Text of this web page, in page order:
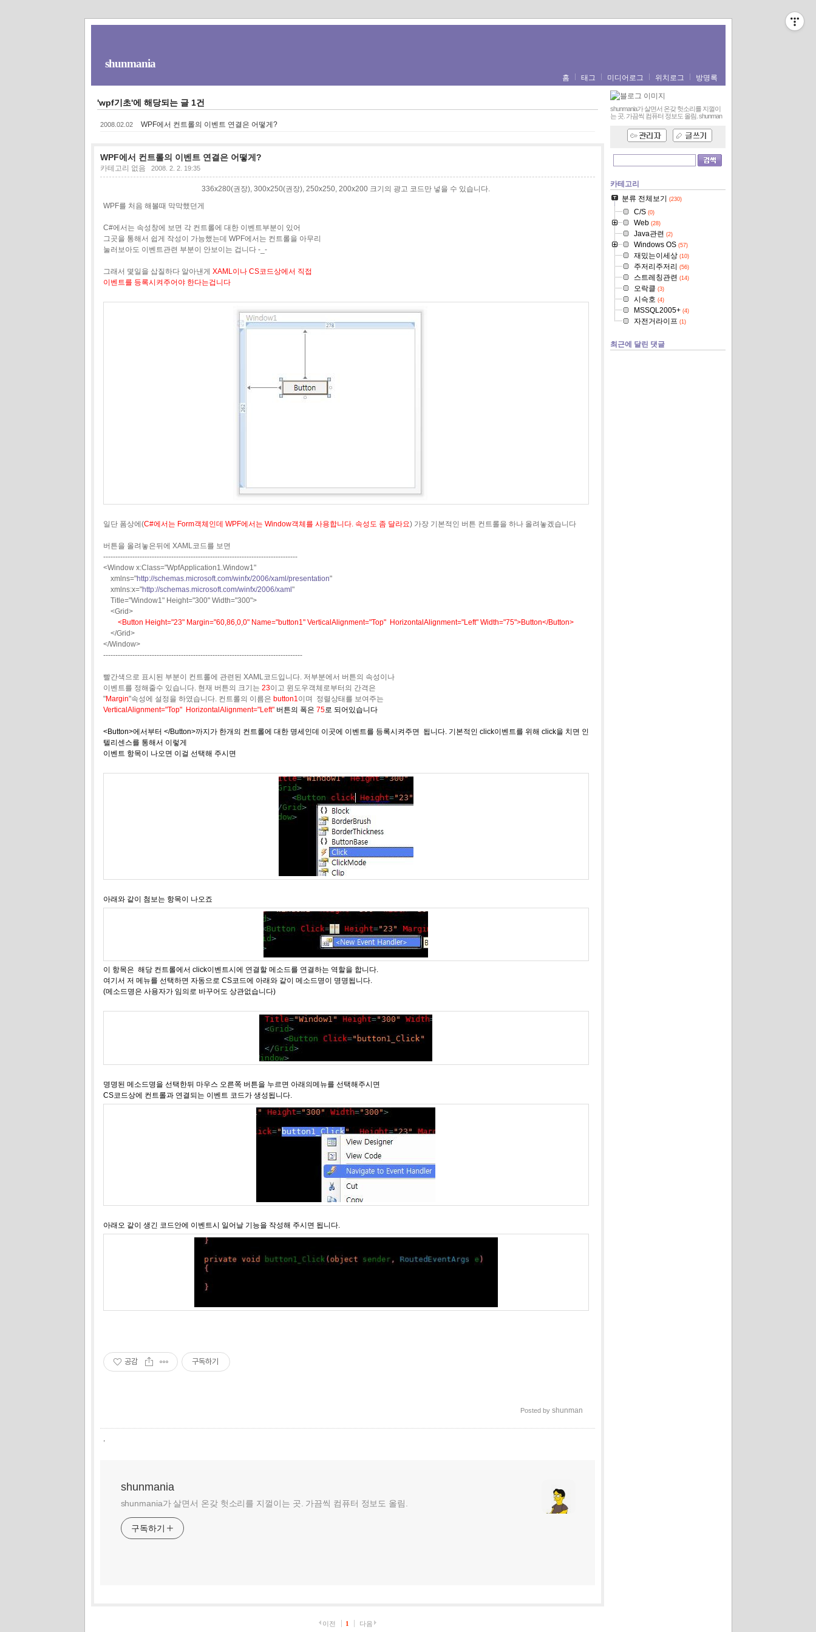
shunmania
홈 태그 미디어로그 위치로그 방명록
'wpf기초'에 해당되는 글 1건
2008.02.02 WPF에서 컨트롤의 이벤트 연결은 어떻게?
WPF에서 컨트롤의 이벤트 연결은 어떻게?
카테고리 없음 2008. 2. 2. 19:35
336x280(권장), 300x250(권장), 250x250, 200x200 크기의 광고 코드만 넣을 수 있습니다.
WPF를 처음 해볼때 막막했던게
C#에서는 속성창에 보면 각 컨트롤에 대한 이벤트부분이 있어
그곳을 통해서 쉽게 작성이 가능했는데 WPF에서는 컨트롤을 아무리
눌러보아도 이벤트관련 부분이 안보이는 겁니다 -_-
그래서 몇일을 삽질하다 알아낸게 XAML이나 CS코드상에서 직접
이벤트를 등록시켜주어야 한다는겁니다
일단 폼상에(C#에서는 Form객체인데 WPF에서는 Window객체를 사용합니다. 속성도 좀 달라요) 가장 기본적인 버튼 컨트롤을 하나 올려놓겠습니다
버튼을 올려놓은뒤에 XAML코드를 보면
--------------------------------------------------------------------------------
<Window x:Class="WpfApplication1.Window1"
xmlns="http://schemas.microsoft.com/winfx/2006/xaml/presentation"
xmlns:x="http://schemas.microsoft.com/winfx/2006/xaml"
Title="Window1" Height="300" Width="300">
<Grid>
<Button Height="23" Margin="60,86,0,0" Name="button1" VerticalAlignment="Top" HorizontalAlignment="Left" Width="75">Button</Button>
</Grid>
</Window>
----------------------------------------------------------------------------------
빨간색으로 표시된 부분이 컨트롤에 관련된 XAML코드입니다. 저부분에서 버튼의 속성이나
이벤트를 정해줄수 있습니다. 현재 버튼의 크기는 23이고 윈도우객체로부터의 간격은
"Margin"속성에 설정을 하였습니다. 컨트롤의 이름은 button1 이며 정렬상태를 보여주는
VerticalAlignment="Top" HorizontalAlignment="Left" 버튼의 폭은 75로 되어있습니다
<Button>에서부터 </Button>까지가 한개의 컨트롤에 대한 명세인데 이곳에 이벤트를 등록시켜주면 됩니다. 기본적인 click이벤트를 위해 click을 치면 인
텔리센스를 통해서 이렇게
이벤트 항목이 나오면 이걸 선택해 주시면
아래와 같이 첨보는 항목이 나오죠
이 항목은 해당 컨트롤에서 click이벤트시에 연결할 메소드를 연결하는 역할을 합니다.
여기서 저 메뉴를 선택하면 자동으로 CS코드에 아래와 같이 메소드명이 명명됩니다.
(메소드명은 사용자가 임의로 바꾸어도 상관없습니다)
명명된 메소드명을 선택한뒤 마우스 오른쪽 버튼을 누르면 아래의메뉴를 선택해주시면
CS코드상에 컨트롤과 연결되는 이벤트 코드가 생성됩니다.
아래오 같이 생긴 코드안에 이벤트시 일어날 기능을 작성해 주시면 됩니다.
공감 구독하기
Posted by shunman
shunmania
shunmania가 살면서 온갖 헛소리를 지껄이는 곳. 가끔씩 컴퓨터 정보도 올림.
구독하기
이전 1 다음
shunmania가 살면서 온갖 헛소리를 지껄이
는 곳. 가끔씩 컴퓨터 정보도 올림. shunman
카테고리
분류 전체보기
(230)
C/S(0)
Web(28)
Java관련 (2)
Windows OS(57)
재밌는이세상(10)
주저리주저리 (56)
스트레칭관련 (14)
오락클 (3)
시슥호 (4)
MSSQL2005+(4)
자전거라이프 (1)
최근에 달린 댓글